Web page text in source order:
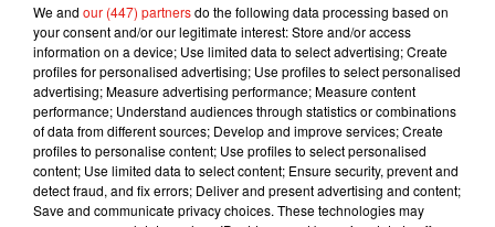
utilisation est très simple. Il suffit de scanner le
code-barres d’un produit, crème, dentifrice,
maquillage, parfum… Si le produit est référencé,
sa fiche apparait. De plus, un code couleur allant
du vert au rouge est affecté au produit et précise
son évaluation en fonction de l’ingrédient le plus
nocif qu’il contient. Si le produit scanné est risqué,
l’application vous proposera une sélection de
We and our (447) partnersdo the following data processing based on
your consent and/or our legitimate interest: Store and/or access
information on a device; Use limited data to select advertising; Create
profiles for personalised advertising; Use profiles to select personalised
advertising; Measure advertising performance; Measure content
performance; Understand audiences through statistics or combinations
of data from different sources; Develop and improve services; Create
profiles to personalise content; Use profiles to select personalised
content; Use limited data to select content; Ensure security, prevent and
detect fraud, and fix errors; Deliver and present advertising and content;
Save and communicate privacy choices. These technologies may